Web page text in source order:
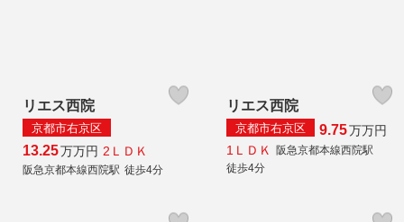
リエス西院
京都市右京区
13.25万万円 2ＬＤＫ
阪急京都本線西院駅 徒歩4分
リエス西院
京都市右京区 9.75万万円
1ＬＤＫ
阪急京都本線西院駅
徒歩4分